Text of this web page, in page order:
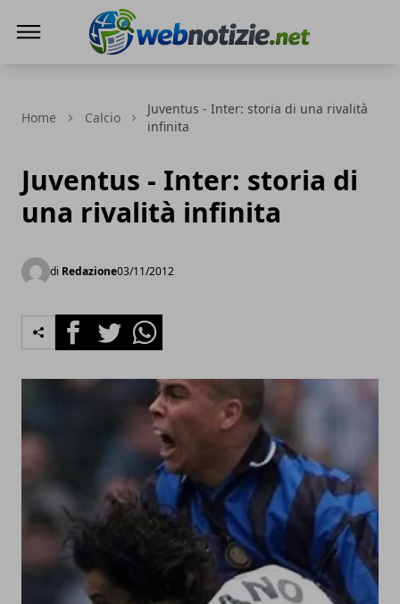
Home Calcio
Juventus - Inter: storia di una rivalità
infinita
Juventus - Inter: storia di
una rivalità infinita
di Redazione03/11/2012
FacebookTwitterWhatsapp